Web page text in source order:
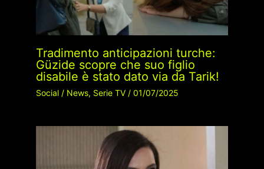
Tradimento anticipazioni turche:
Güzide scopre che suo figlio
disabile è stato dato via da Tarik!
Social/ News, Serie TV/ 01/07/2025